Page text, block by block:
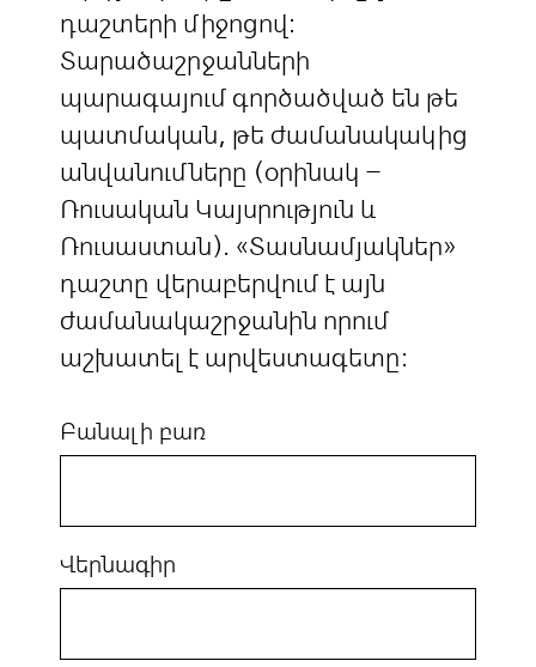
դաշտերի միջոցով:
Տարածաշրջանների
պարագայում գործածված են թե
պատմական, թե ժամանակակից
անվանումները (օրինակ –
Ռուսական Կայսրություն և
Ռուսաստան). «Տասնամյակներ»
դաշտը վերաբերվում է այն
ժամանակաշրջանին որում
աշխատել է արվեստագետը:
Բանալի բառ
Վերնագիր